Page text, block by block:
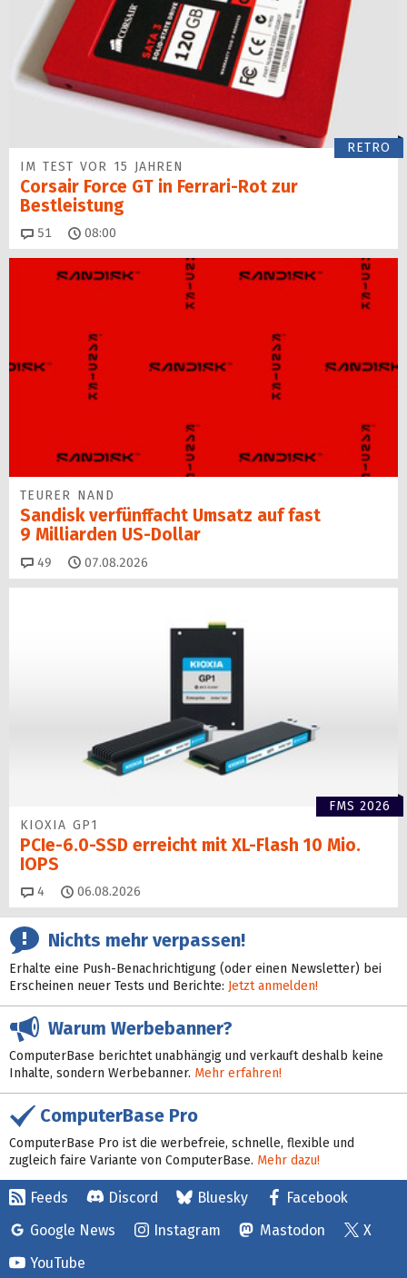
RETRO
IM TEST VOR 15 JAHREN
Corsair Force GT in Ferrari-Rot zur
Bestleistung
51 Kommentare
08:00
TEURER NAND
Sandisk verfünffacht Umsatz auf fast
9 Milliarden US-Dollar
49 Kommentare
07.08.2026
FMS 2026
KIOXIA GP1
PCIe-6.0-SSD erreicht mit XL-Flash 10 Mio.
IOPS
4 Kommentare
06.08.2026
Nichts mehr verpassen!
Erhalte eine Push-Benachrichtigung (oder einen Newsletter) bei
Erscheinen neuer Tests und Berichte: Jetzt anmelden!
Warum Werbebanner?
ComputerBase berichtet unabhängig und verkauft deshalb keine
Inhalte, sondern Werbebanner. Mehr erfahren!
ComputerBase Pro
ComputerBase Pro ist die werbefreie, schnelle, flexible und
zugleich faire Variante von ComputerBase. Mehr dazu!
Feeds Discord Bluesky
Facebook
Google News
Instagram Mastodon
X
YouTube